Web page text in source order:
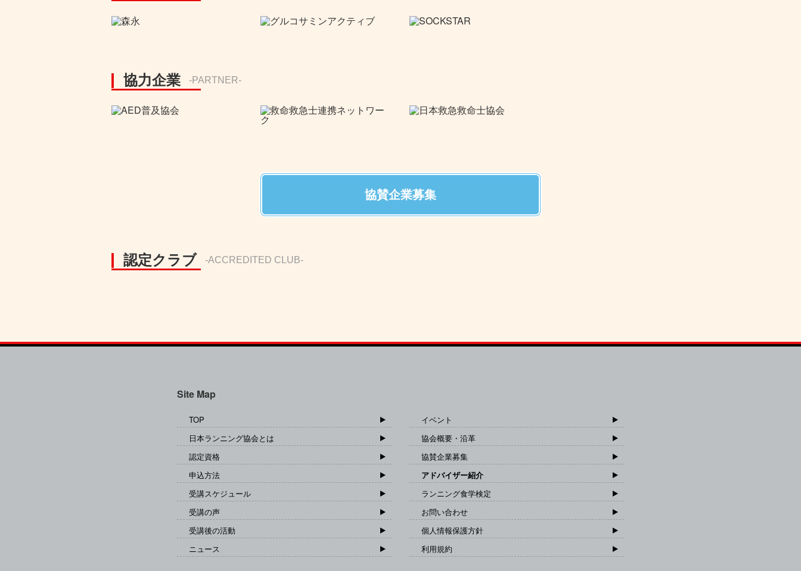
協力企業 -PARTNER-
協賛企業募集
認定クラブ -ACCREDITED CLUB-
Site Map
TOP
日本ランニング協会とは
認定資格
申込方法
受講スケジュール
受講の声
受講後の活動
ニュース
イベント
協会概要・沿革
協賛企業募集
アドバイザー紹介
ランニング食学検定
お問い合わせ
個人情報保護方針
利用規約